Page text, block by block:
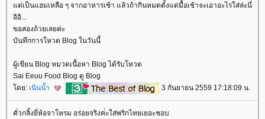
ต่เป็นแฮมเหลือ ๆ จากอาหารเช้า แล้วถ้ากินหมดตั้งแต่มื้อเช้าจะเอาอะไรใส่ล่ะนี่
อิอิ...
ขอสองถ้วยเลยค่ะ
บันทึกการโหวต Blog ในวันนี้
ผู้เขียน Blog หมวดเนื้อหา Blog ได้รับโหวต
Sai Eeuu Food Blog ดู Blog
ดย: เนินน้ำ 3 กันยายน 2559 17:18:09 น.
คั่วกลิ้งยี่ห้อจาโหรม อร่อยจริงค่่ะใส่พริกไทยเยอะชอบ